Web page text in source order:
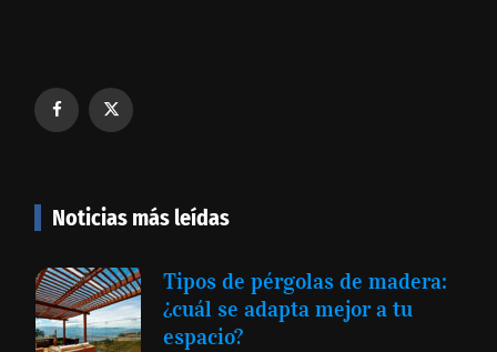
Noticias más leídas
Tipos de pérgolas de madera:
¿cuál se adapta mejor a tu
espacio?